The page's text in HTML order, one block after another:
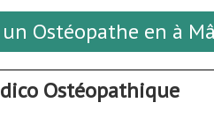
Ostéopathe en à
Ostéopathique